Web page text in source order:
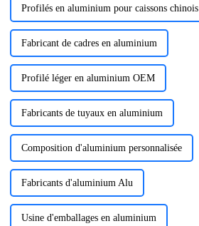
Profilés en aluminium pour caissons chinois
Fabricant de cadres en aluminium
Profilé léger en aluminium OEM
Fabricants de tuyaux en aluminium
Composition d'aluminium personnalisée
Fabricants d'aluminium Alu
Usine d'emballages en aluminium